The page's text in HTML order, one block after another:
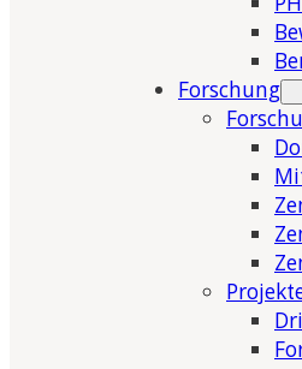
Forschung